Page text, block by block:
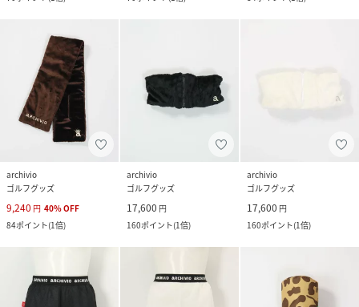
archivio
ゴルフグッズ
9,240 円 40%OFF
84ポイント(1倍)
archivio
ゴルフグッズ
17,600 円
160ポイント(1倍)
archivio
ゴルフグッズ
17,600 円
160ポイント(1倍)